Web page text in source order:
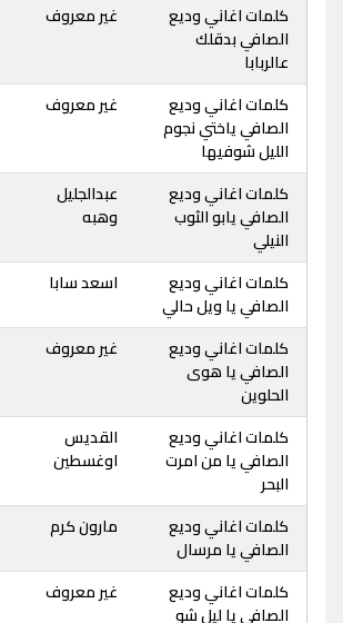
كلمات اغاني وديع
الصافي بدقلك
عالربابا
غير معروف
كلمات اغاني وديع
الصافي ياختي نجوم
الليل شوفيها
غير معروف
كلمات اغاني وديع
الصافي يابو الثوب
النيلي
عبدالجليل
وهبه
كلمات اغاني وديع
الصافي يا ويل حالي
اسعد سابا
كلمات اغاني وديع
الصافي يا هوى
الحلوين
غير معروف
كلمات اغاني وديع
الصافي يا من امرت
البحر
القديس
اوغسطين
كلمات اغاني وديع
الصافي يا مرسال
مارون كرم
كلمات اغاني وديع
الصافي يا ليل شو
غير معروف